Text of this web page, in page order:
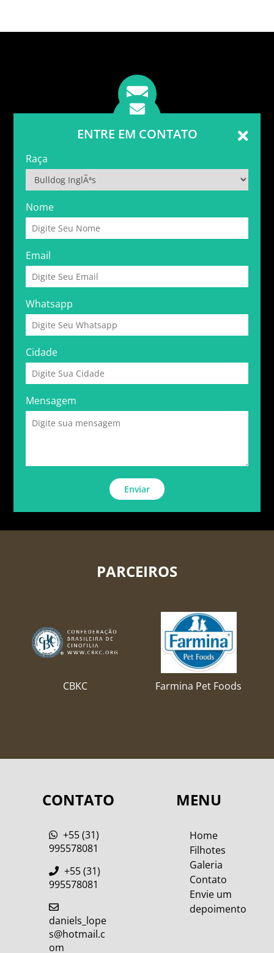
ENTRE EM CONTATO
Raça
Nome
Email
Whatsapp
Cidade
Mensagem
Enviar
PARCEIROS
CBKC Farmina Pet Foods
CONTATO
+55 (31)
995578081
+55 (31)
995578081
daniels_lope
s@hotmail.c
om
MENU
Home
Filhotes
Galeria
Contato
Envie um
depoimento